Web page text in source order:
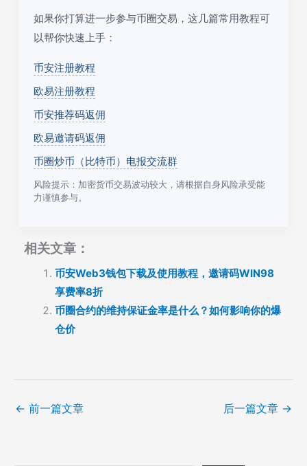
如果你打算进一步参与币圈交易，这几篇常用教程可
以帮你快速上手：
币安注册教程
欧易注册教程
币安推荐码返佣
欧易邀请码返佣
币圈炒币（比特币）电报交流群
风险提示：加密货币交易波动较大，请根据自身风险承受能
力谨慎参与。
相关文章：
币安Web3钱包下载及使用教程，邀请码WIN98
享费率8折
币圈合约的维持保证金率是什么？如何影响你的爆
仓价
← 前一篇文章 后一篇文章 →